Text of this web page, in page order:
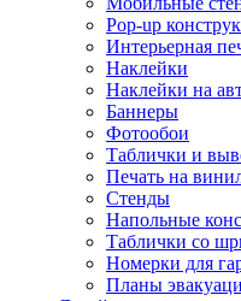
Pop-up
Интерьерная
Наклейки
Наклейки на
Баннеры
Фотообои
Таблички и
Печать на
Стенды
Напольные
Таблички со
Номерки для
Планы